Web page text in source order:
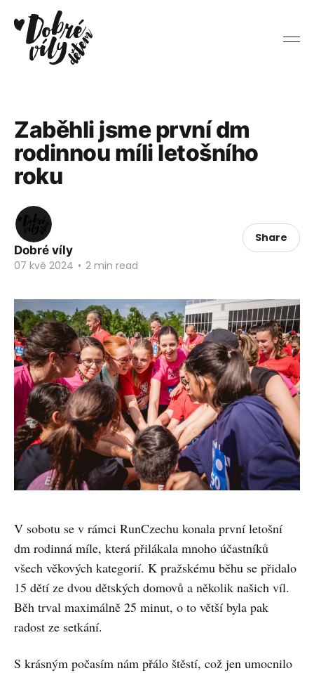
Zaběhli jsme první dm
rodinnou míli letošního
roku
Dobré víly
07 kvě 2024 • 2 min read
Share
V sobotu se v rámci RunCzechu konala první letošní
dm rodinná míle, která přilákala mnoho účastníků
všech věkových kategorií. K pražskému běhu se přidalo
15 dětí ze dvou dětských domovů a několik našich víl.
Běh trval maximálně 25 minut, o to větší byla pak
radost ze setkání.
S krásným počasím nám přálo štěstí, což jen umocnilo